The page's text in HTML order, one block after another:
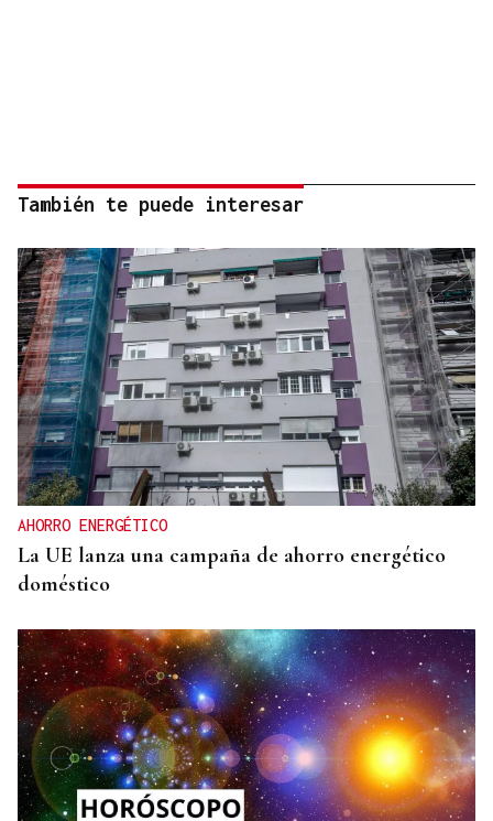
También te puede interesar
AHORRO ENERGÉTICO
La UE lanza una campaña de ahorro energético
doméstico